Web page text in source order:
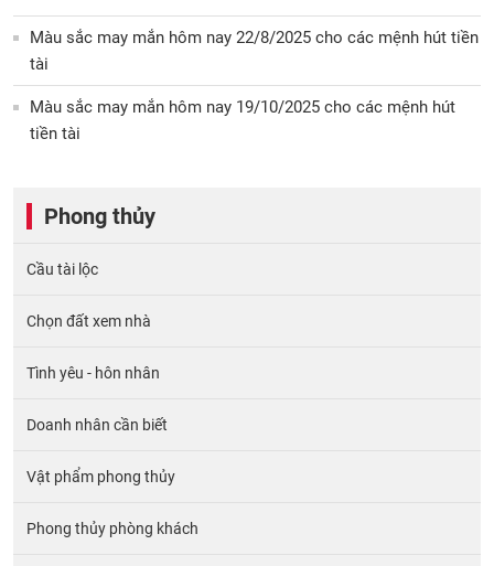
Màu sắc may mắn hôm nay 22/8/2025 cho các mệnh hút tiền
tài
Màu sắc may mắn hôm nay 19/10/2025 cho các mệnh hút
tiền tài
Phong thủy
Cầu tài lộc
Chọn đất xem nhà
Tình yêu - hôn nhân
Doanh nhân cần biết
Vật phẩm phong thủy
Phong thủy phòng khách